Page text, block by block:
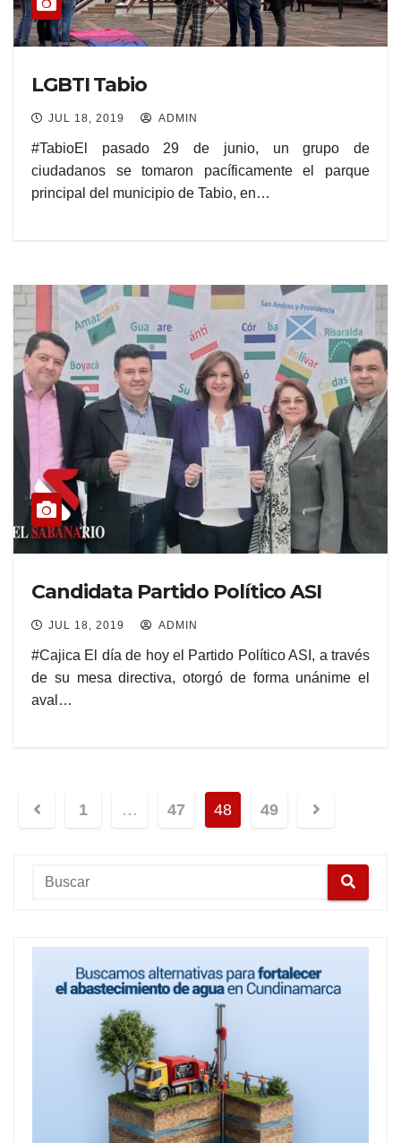
LGBTI Tabio
JUL 18, 2019 ADMIN
#TabioEl pasado 29 de junio, un grupo de
ciudadanos se tomaron pacíficamente el parque
principal del municipio de Tabio, en…
Candidata Partido Político ASI
JUL 18, 2019 ADMIN
#Cajica El día de hoy el Partido Político ASI, a través
de su mesa directiva, otorgó de forma unánime el
aval…
1 … 47 48 49